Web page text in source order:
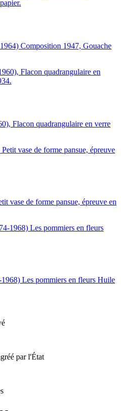
Composition 1947, Gouache
Flacon quadrangulaire en verre
vase de forme pansue, épreuve en
Les pommiers en fleurs Huile
par l'État